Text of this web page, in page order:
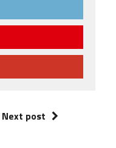
Next post